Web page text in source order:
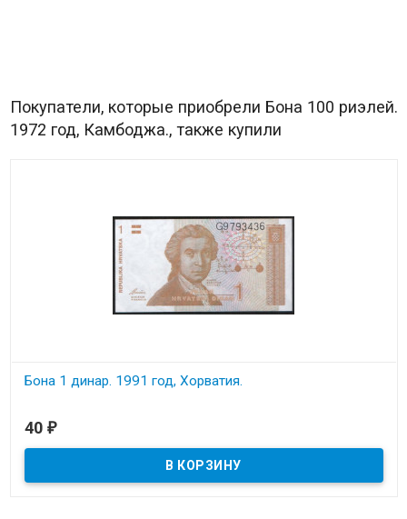
Покупатели, которые приобрели Бона 100 риэлей.
1972 год, Камбоджа., также купили
Бона 1 динар. 1991 год, Хорватия.
40 ₽